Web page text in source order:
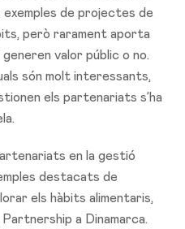
de projectes de
però rarament aporta
valor públic o no.
són molt interessants,
els partenariats s’ha
en la gestió
destacats de
els hàbits alimentaris,
a Dinamarca.